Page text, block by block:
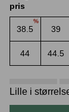
Andre
Crease
pris
38.5
%
39
44 44.5
Lille i